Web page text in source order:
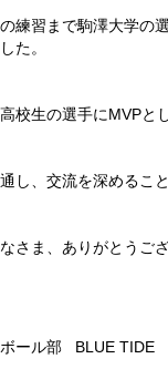
練習まで駒澤大学の
た。
校生の選手にMVPと
し、交流を深めるこ
さま、ありがとうござ
ール部 BLUE TIDE